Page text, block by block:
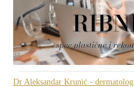
Dr Aleksandar Krunić - dermatolog